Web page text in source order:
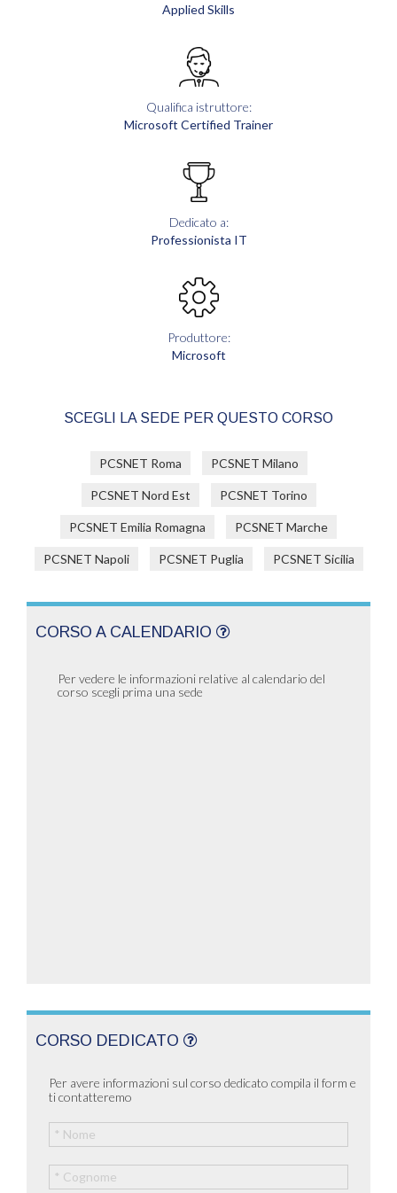
Applied Skills
Qualifica istruttore:
Microsoft Certified Trainer
Dedicato a:
Professionista IT
Produttore:
Microsoft
SCEGLI LA SEDE PER QUESTO CORSO
PCSNET Roma PCSNET Milano
PCSNET Nord Est PCSNET Torino
PCSNET Emilia Romagna PCSNET Marche
PCSNET Napoli PCSNET Puglia PCSNET Sicilia
CORSO A CALENDARIO
Per vedere le informazioni relative al calendario del
corso scegli prima una sede
CORSO DEDICATO
Per avere informazioni sul corso dedicato compila il form e
ti contatteremo